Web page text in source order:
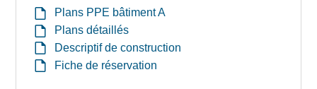
Plans PPE bâtiment A
Plans détaillés
Descriptif de construction
Fiche de réservation